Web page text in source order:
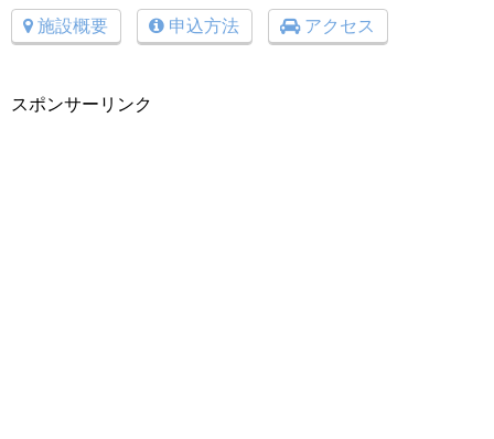
施設概要 申込方法 アクセス
スポンサーリンク